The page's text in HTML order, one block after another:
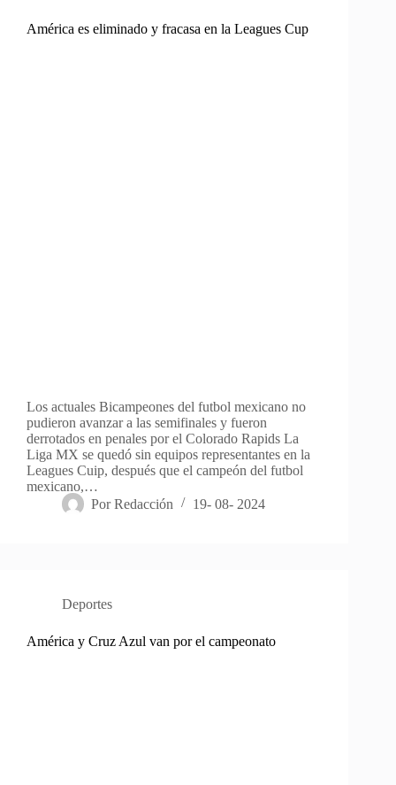
América es eliminado y fracasa en la Leagues Cup
Los actuales Bicampeones del futbol mexicano no
pudieron avanzar a las semifinales y fueron
derrotados en penales por el Colorado Rapids La
Liga MX se quedó sin equipos representantes en la
Leagues Cuip, después que el campeón del futbol
mexicano,…
Por Redacción 19- 08- 2024
Deportes
América y Cruz Azul van por el campeonato